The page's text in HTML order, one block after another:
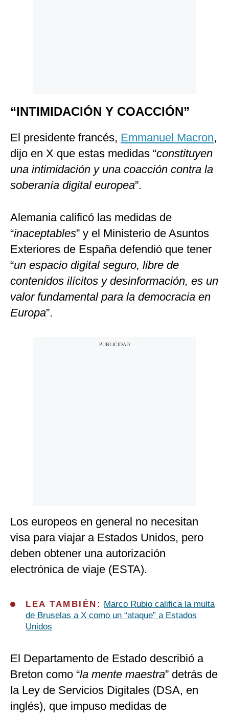
“INTIMIDACIÓN Y COACCIÓN”
El presidente francés, Emmanuel Macron,
dijo en X que estas medidas “constituyen
una intimidación y una coacción contra la
soberanía digital europea”.
Alemania calificó las medidas de
“inaceptables” y el Ministerio de Asuntos
Exteriores de España defendió que tener
“un espacio digital seguro, libre de
contenidos ilícitos y desinformación, es un
valor fundamental para la democracia en
Europa”.
Los europeos en general no necesitan
visa para viajar a Estados Unidos, pero
deben obtener una autorización
electrónica de viaje (ESTA).
LEA TAMBIÉN: Marco Rubio califica la multa
de Bruselas a X como un “ataque” a Estados
Unidos
El Departamento de Estado describió a
Breton como “la mente maestra” detrás de
la Ley de Servicios Digitales (DSA, en
inglés), que impuso medidas de